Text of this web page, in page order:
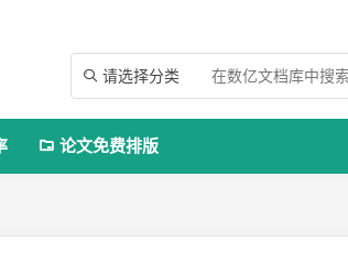
 请选择分类
 论文免费排版